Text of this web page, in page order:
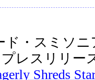
ド・スミソ
レスリリー
Shreds